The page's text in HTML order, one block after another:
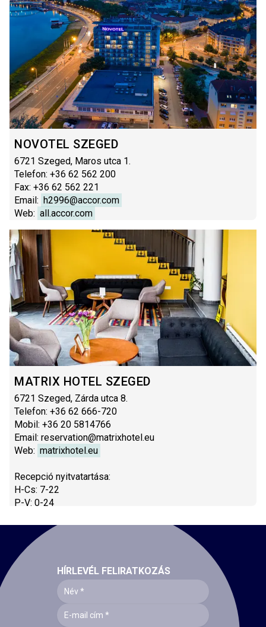
NOVOTEL SZEGED
6721 Szeged, Maros utca 1.
Telefon: +36 62 562 200
Fax: +36 62 562 221
Email: h2996@accor.com
Web: all.accor.com
MATRIX HOTEL SZEGED
6721 Szeged, Zárda utca 8.
Telefon: +36 62 666-720
Mobil: +36 20 5814766
Email: reservation@matrixhotel.eu
Web: matrixhotel.eu
Recepció nyitvatartása:
H-Cs: 7-22
P-V: 0-24
HÍRLEVÉL FELIRATKOZÁS